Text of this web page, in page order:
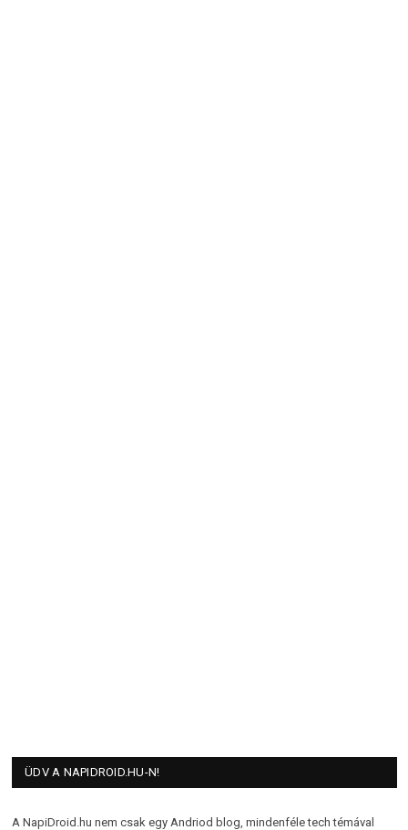
ÜDV A NAPIDROID.HU-N!
A NapiDroid.hu nem csak egy Andriod blog, mindenféle tech témával